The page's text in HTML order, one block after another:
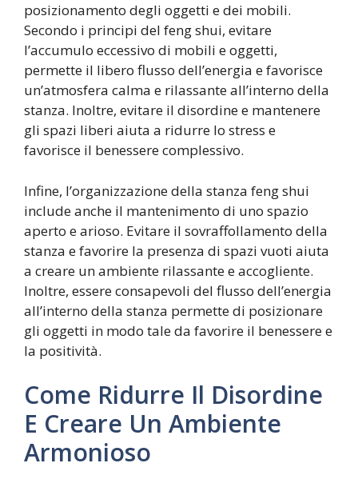
posizionamento degli oggetti e dei mobili.
Secondo i principi del feng shui, evitare
l’accumulo eccessivo di mobili e oggetti,
permette il libero flusso dell’energia e favorisce
un’atmosfera calma e rilassante all’interno della
stanza. Inoltre, evitare il disordine e mantenere
gli spazi liberi aiuta a ridurre lo stress e
favorisce il benessere complessivo.
Infine, l’organizzazione della stanza feng shui
include anche il mantenimento di uno spazio
aperto e arioso. Evitare il sovraffollamento della
stanza e favorire la presenza di spazi vuoti aiuta
a creare un ambiente rilassante e accogliente.
Inoltre, essere consapevoli del flusso dell’energia
all’interno della stanza permette di posizionare
gli oggetti in modo tale da favorire il benessere e
la positività.
Come Ridurre Il Disordine
E Creare Un Ambiente
Armonioso